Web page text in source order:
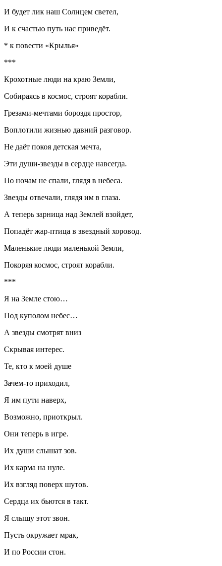
И будет лик наш Солнцем светел,
И к счастью путь нас приведёт.
* к повести «Крылья»
***
Крохотные люди на краю Земли,
Собираясь в космос, строят корабли.
Грезами-мечтами бороздя простор,
Воплотили жизнью давний разговор.
Не даёт покоя детская мечта,
Эти души-звезды в сердце навсегда.
По ночам не спали, глядя в небеса.
Звезды отвечали, глядя им в глаза.
А теперь зарница над Землей взойдет,
Попадёт жар-птица в звездный хоровод.
Маленькие люди маленькой Земли,
Покоряя космос, строят корабли.
***
Я на Земле стою…
Под куполом небес…
А звезды смотрят вниз
Скрывая интерес.
Те, кто к моей душе
Зачем-то приходил,
Я им пути наверх,
Возможно, приоткрыл.
Они теперь в игре.
Их души слышат зов.
Их карма на нуле.
Их взгляд поверх шутов.
Сердца их бьются в такт.
Я слышу этот звон.
Пусть окружает мрак,
И по России стон.